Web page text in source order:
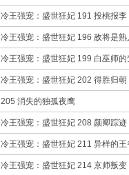
冷王强宠：盛世狂妃 191 投桃报李
冷王强宠：盛世狂妃 196 敌将是熟
冷王强宠：盛世狂妃 199 白巫师的
冷王强宠：盛世狂妃 202 得胜归朝
205 消失的独孤夜鹰
冷王强宠：盛世狂妃 208 颜卿踪迹
冷王强宠：盛世狂妃 211 异样的王
冷王强宠：盛世狂妃 214 京师叛变